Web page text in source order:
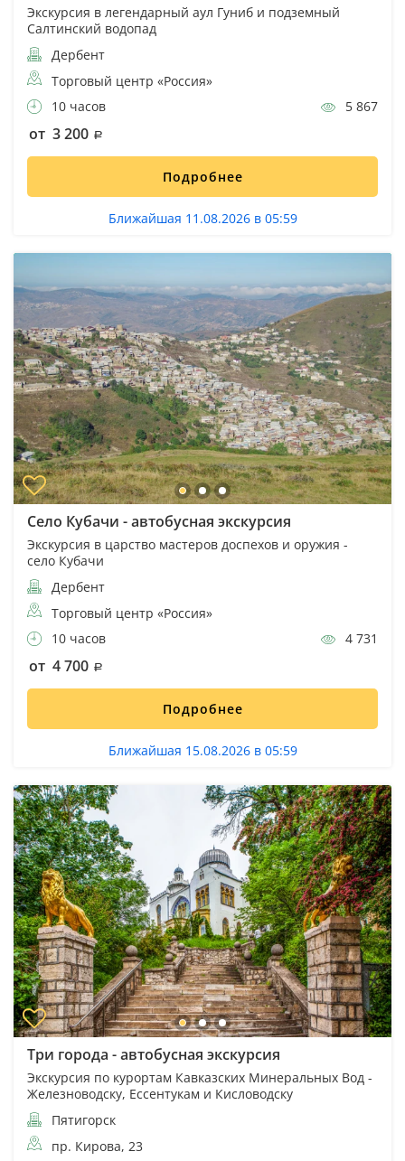
Экскурсия в легендарный аул Гуниб и подземный
Салтинский водопад
Дербент
Торговый центр «Россия»
10 часов
5 867
от 3 200
Подробнее
Ближайшая 11.08.2026 в 05:59
Село Кубачи - автобусная экскурсия
Экскурсия в царство мастеров доспехов и оружия -
село Кубачи
Дербент
Торговый центр «Россия»
10 часов
4 731
от 4 700
Подробнее
Ближайшая 15.08.2026 в 05:59
Три города - автобусная экскурсия
Экскурсия по курортам Кавказских Минеральных Вод -
Железноводску, Ессентукам и Кисловодску
Пятигорск
пр. Кирова, 23